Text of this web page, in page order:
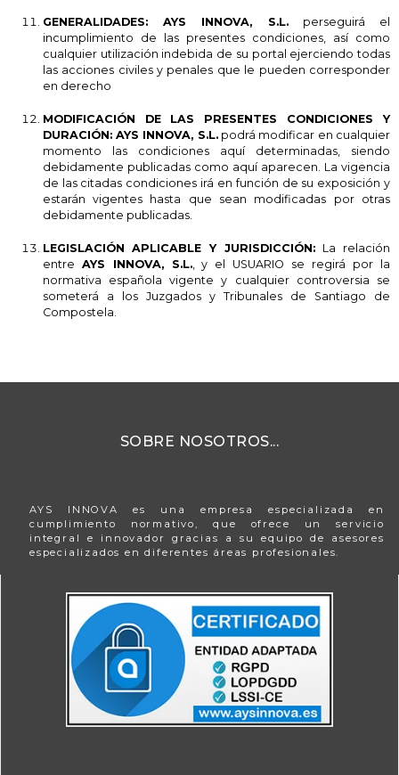
GENERALIDADES:AYS INNOVA, S.L.perseguirá el
incumplimiento de las presentes condiciones, así como
cualquier utilización indebida de su portal ejerciendo todas
las acciones civiles y penales que le pueden corresponder
en derecho
MODIFICACIÓN DE LAS PRESENTES CONDICIONES Y
DURACIÓN:AYS INNOVA, S.L.podrá modificar en cualquier
momento las condiciones aquí determinadas, siendo
debidamente publicadas como aquí aparecen. La vigencia
de las citadas condiciones irá en función de su exposición y
estarán vigentes hasta que sean modificadas por otras
debidamente publicadas.
LEGISLACIÓN APLICABLE Y JURISDICCIÓN: La relación
entre AYS INNOVA, S.L., y el USUARIO se regirá por la
normativa española vigente y cualquier controversia se
someterá a los Juzgados y Tribunales de Santiago de
Compostela.
SOBRE NOSOTROS...
AYS INNOVA es una empresa especializada en
cumplimiento normativo, que ofrece un servicio
integral e innovador gracias a su equipo de asesores
especializados en diferentes áreas profesionales.